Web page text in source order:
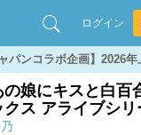
ログイン
パンコラボ企画】2026
の娘にキスと白百
クス アライブシリ